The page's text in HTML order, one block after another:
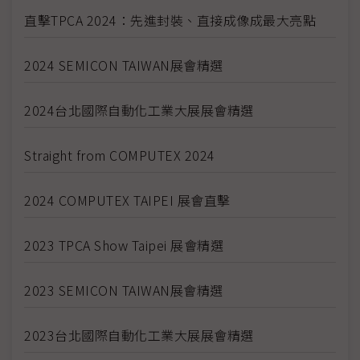
直擊TPCA 2024：先進封裝、直接成像成最大亮點
2024 SEMICON TAIWAN展會精選
2024台北國際自動化工業大展展會精選
Straight from COMPUTEX 2024
2024 COMPUTEX TAIPEI 展會直擊
2023 TPCA Show Taipei 展會精選
2023 SEMICON TAIWAN展會精選
2023台北國際自動化工業大展展會精選